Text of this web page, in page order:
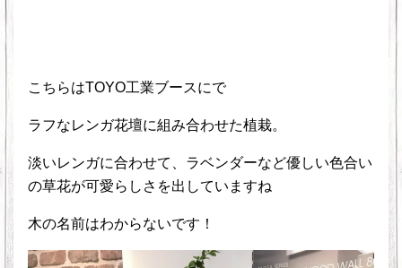
こちらはTOYO工業ブースにで
ラフなレンガ花壇に組み合わせた植栽。
淡いレンガに合わせて、ラベンダーなど優しい色合い
の草花が可愛らしさを出していますね
木の名前はわからないです！